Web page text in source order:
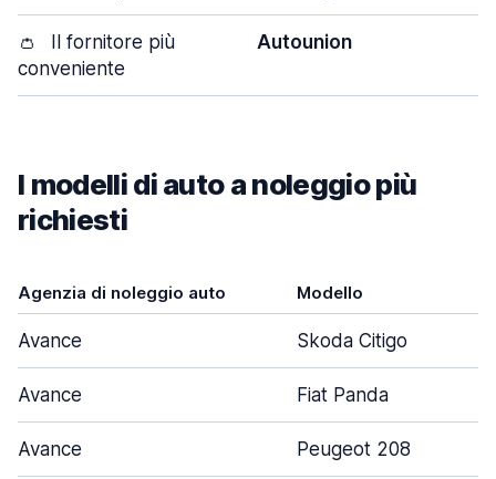
👛
Il fornitore più
conveniente
Autounion
I modelli di auto a noleggio più
richiesti
Agenzia di noleggio auto Modello
Avance Skoda Citigo
Avance Fiat Panda
Avance Peugeot 208